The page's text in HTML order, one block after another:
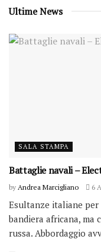
Ultime News
SALA STAMPA
Battaglie navali –
by Andrea Marcigliano 6
Esultanze italiane per
bandiera africana,
russa. Abbordaggio